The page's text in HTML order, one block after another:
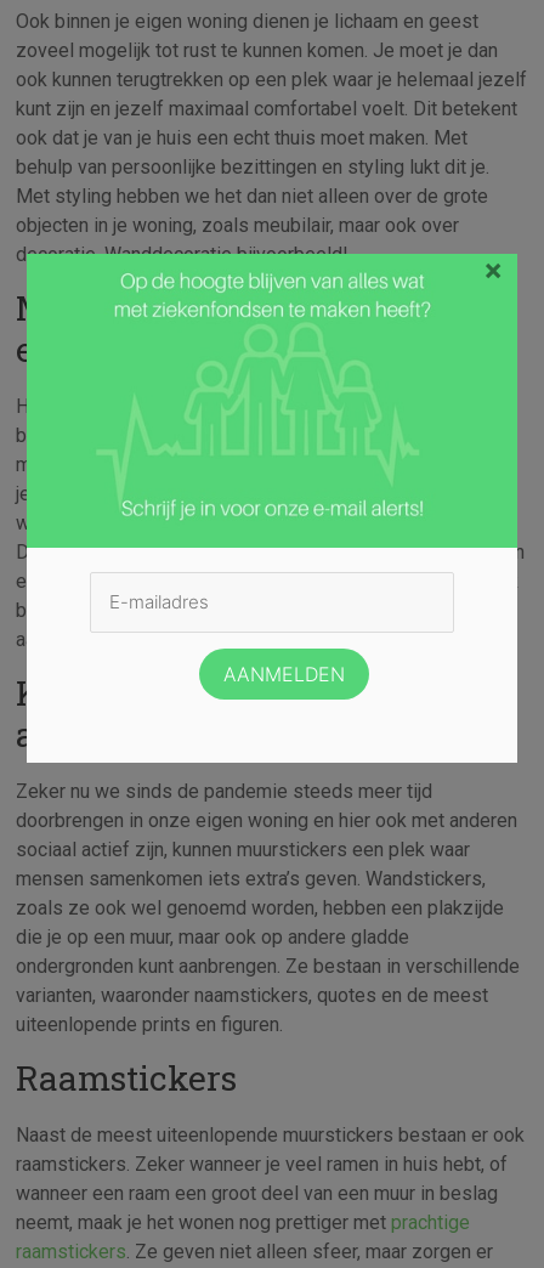
Ook binnen je eigen woning dienen je lichaam en geest
zoveel mogelijk tot rust te kunnen komen. Je moet je dan
ook kunnen terugtrekken op een plek waar je helemaal jezelf
kunt zijn en jezelf maximaal comfortabel voelt. Dit betekent
ook dat je van je huis een echt thuis moet maken. Met
behulp van persoonlijke bezittingen en styling lukt dit je.
Met styling hebben we het dan niet alleen over de grote
objecten in je woning, zoals meubilair, maar ook over
decoratie. Wanddecoratie bijvoorbeeld!
Met mooie muurstickers geef je
elke ruimte een metamorfose
Het fijne is dat je geen grote veranderingen hoeft aan te
brengen om je gelukkiger te voelen in je eigen woning. Ook
met wat kleine aanpassingen zorg je voor een plek waar je
je lekker in je vel voelt. Laat die verfkwasten dus maar voor
wat ze zijn en ga eens op zoek naar mooie muurstickers
Deze kunnen elke ruimte een complete metamorfose geven
en ervoor zorgen dat het de sfeer krijgt waarnaar jij op zoek
bent. Bovendien breng je ze eenvoudig aan en zijn ze
aantrekkelijk geprijsd.
Kleur geven aan muren of
andere gladde ondergronden
Zeker nu we sinds de pandemie steeds meer tijd
doorbrengen in onze eigen woning en hier ook met anderen
sociaal actief zijn, kunnen muurstickers een plek waar
mensen samenkomen iets extra’s geven. Wandstickers,
zoals ze ook wel genoemd worden, hebben een plakzijde
die je op een muur, maar ook op andere gladde
ondergronden kunt aanbrengen. Ze bestaan in verschillende
varianten, waaronder naamstickers, quotes en de meest
uiteenlopende prints en figuren.
Raamstickers
Naast de meest uiteenlopende muurstickers bestaan er ook
raamstickers. Zeker wanneer je veel ramen in huis hebt, of
wanneer een raam een groot deel van een muur in beslag
neemt, maak je het wonen nog prettiger met prachtige
raamstickers. Ze geven niet alleen sfeer, maar zorgen er
×